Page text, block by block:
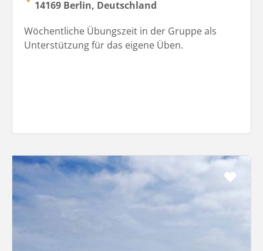
14169 Berlin, Deutschland
Wöchentliche Übungszeit in der Gruppe als
Unterstützung für das eigene Üben.